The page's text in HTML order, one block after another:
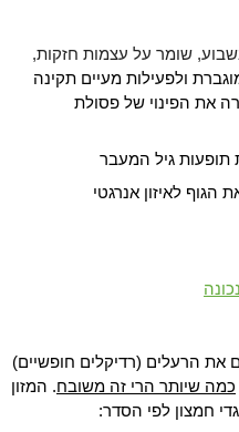
4 פעמים בשבוע, שומר על עצמות חזקות,
ולפעילות מעיים תקינה
את הפינוי של פסולת
גיל המעבר
לאיזון אנרגטי
את הרעלים (רדיקלים חופשיים)
כמה שיותר הרי זה משובח. המזון
חמצון לפי הסדר: